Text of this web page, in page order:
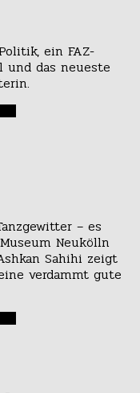
ein FAZ-
das neueste
– es
Neukölln
Sahihi zeigt
verdammt gute